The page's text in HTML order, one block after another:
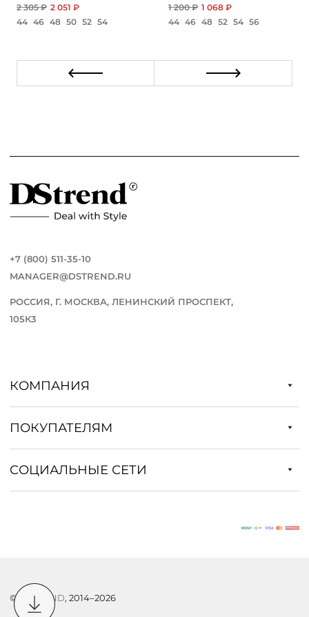
2 305 ₽ 2 051 ₽
44 46 48 50 52 54
1 200 ₽ 1 068 ₽
44 46 48 52 54 56
+7 (800) 511-35-10
MANAGER@DSTREND.RU
РОССИЯ, Г. МОСКВА, ЛЕНИНСКИЙ ПРОСПЕКТ,
105К3
КОМПАНИЯ
ПОКУПАТЕЛЯМ
СОЦИАЛЬНЫЕ СЕТИ
© DSTREND, 2014–2026